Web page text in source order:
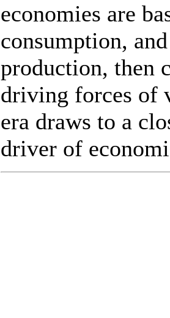
economies are
consumption,
production, then
driving forces of
era draws to a
driver of